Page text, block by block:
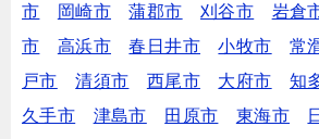
市
岡崎市 蒲郡市 刈谷市 岩倉
市
高浜市 春日井市 小牧市 常
戸市
清須市 西尾市 大府市 知
久手市
津島市 田原市 東海市